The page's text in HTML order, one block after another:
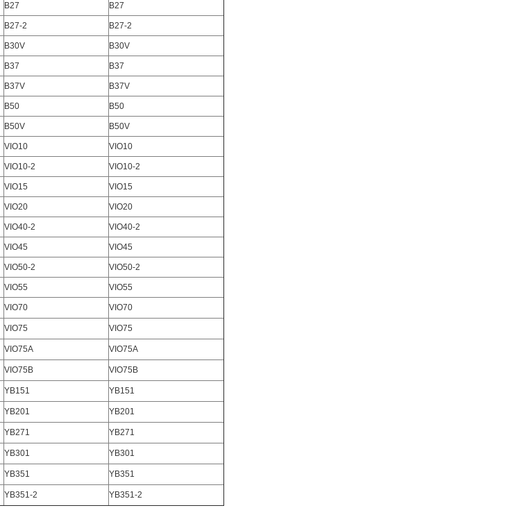
B27 B27
B27-2 B27-2
B30V B30V
B37 B37
B37V B37V
B50 B50
B50V B50V
VIO10 VIO10
VIO10-2 VIO10-2
VIO15 VIO15
VIO20 VIO20
VIO40-2 VIO40-2
VIO45 VIO45
VIO50-2 VIO50-2
VIO55 VIO55
VIO70 VIO70
VIO75 VIO75
VIO75A VIO75A
VIO75B VIO75B
YB151 YB151
YB201 YB201
YB271 YB271
YB301 YB301
YB351 YB351
YB351-2 YB351-2